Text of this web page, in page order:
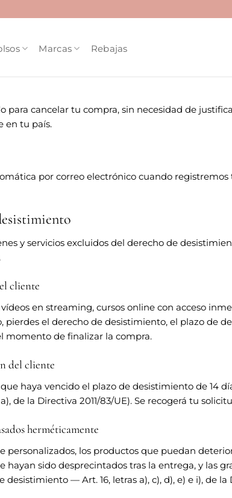
Marcas Rebajas
para cancelar tu compra, sin necesidad de
en tu país.
por correo electrónico cuando
y servicios excluidos del derecho de
cliente
en streaming, cursos online con acceso
el derecho de desistimiento, el plazo de
momento de finalizar la compra.
del cliente
haya vencido el plazo de desistimiento de 14
de la Directiva 2011/83/UE). Se recogerá tu
herméticamente
personalizados, los productos que puedan
sido desprecintados tras la entrega, y las
— Art. 16, letras a), c), d), e) e i), de la